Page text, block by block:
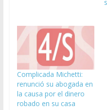
Complicada Michetti:
renunció su abogada en
la causa por el dinero
robado en su casa